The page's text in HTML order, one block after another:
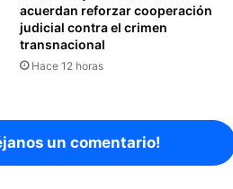
acuerdan reforzar cooperación
judicial contra el crimen
transnacional
Hace 12 horas
un comentario!